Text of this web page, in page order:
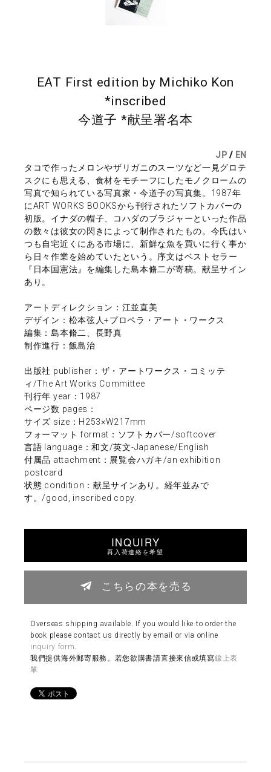
EAT First edition by Michiko Kon
*inscribed
今道子 *献呈署名本
JP / EN
タコで作ったメロンやザリガニのスーツなど一見グロテ
スクにも思える、食材をモチーフにしたモノクロームの
写真で知られている写真家・今道子の写真集。1987年
にART WORKS BOOKSから刊行されたソフトカバーの
初版。イナダの帽子、コハダのブラジャーといった作品
の数々は彼女の閃きによって制作されたもの。今氏はい
つも自宅近くにある市場に、新鮮な魚を買いに行く事か
ら日々作業を始めていたという。序文はベストセラー
『日本国憲法』を編集した島本脩二が寄稿。献呈サイン
あり。
アートディレクション：江並直美
デザイン：松本弦人+プロペラ・アート・ワークス
編集：島本脩二、長野真
制作進行：飯島治
出版社 publisher：ザ・アートワークス・コミッテ
ィ/The Art Works Committee
刊行年 year：1987
ページ数 pages：
サイズ size：H253×W217mm
フォーマット format：ソフトカバー/softcover
言語 language：和文/英文-Japanese/English
付属品 attachment：展覧会ハガキ/an exhibition
postcard
状態 condition：献呈サインあり。経年並みで
す。/good, inscribed copy.
INQUIRY
再入荷連絡を希望
こちらの本を売る
Overseas shipping available. If you would like to order the
book please contact us directly by email or via online
inquiry form
我們提供海外郵寄服務。若您欲購書請直接來信或填寫線上表
單